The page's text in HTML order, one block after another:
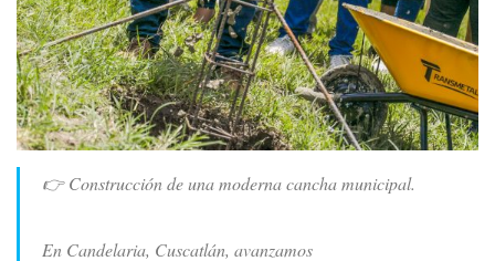
👉 Construcción de una moderna cancha municipal.
En Candelaria, Cuscatlán, avanzamos